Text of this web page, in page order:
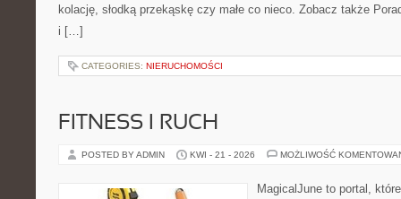
kolację, słodką przekąskę czy małe co nieco. Zobacz także
i […]
CATEGORIES: NIERUCHOMOŚCI
FITNESS I RUCH
POSTED BY ADMIN KWI - 21 - 2026 MOŻLIWOŚĆ
MagicalJune to portal,